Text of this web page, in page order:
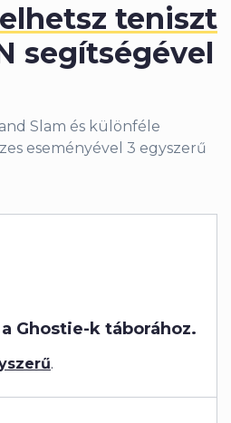
teniszt
segítségével
Slam és különféle
eseményével 3 egyszerű
Ghostie-k táborához.
.